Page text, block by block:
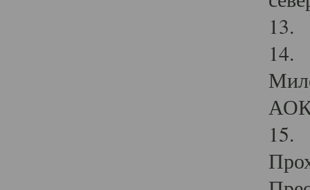
13.
14.
15.